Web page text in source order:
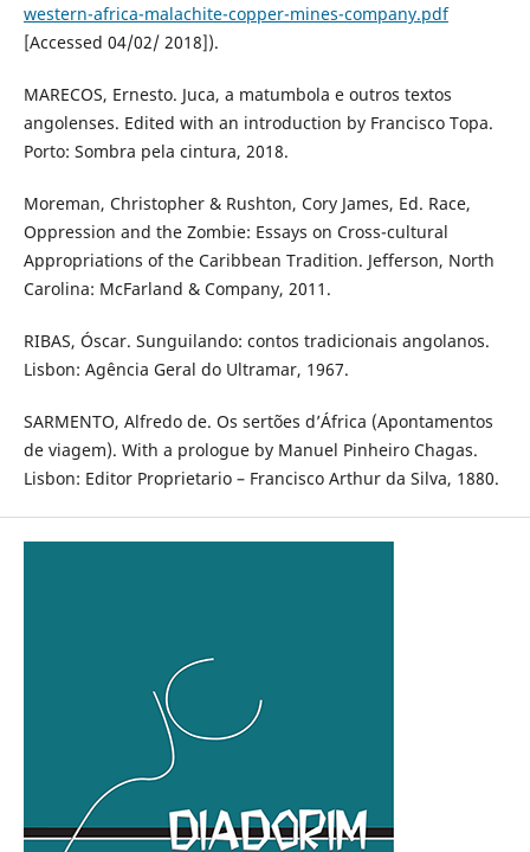
western-africa-malachite-copper-mines-company.pdf
[Accessed 04/02/ 2018]).
MARECOS, Ernesto. Juca, a matumbola e outros textos
angolenses. Edited with an introduction by Francisco Topa.
Porto: Sombra pela cintura, 2018.
Moreman, Christopher & Rushton, Cory James, Ed. Race,
Oppression and the Zombie: Essays on Cross-cultural
Appropriations of the Caribbean Tradition. Jefferson, North
Carolina: McFarland & Company, 2011.
RIBAS, Óscar. Sunguilando: contos tradicionais angolanos.
Lisbon: Agência Geral do Ultramar, 1967.
SARMENTO, Alfredo de. Os sertões d’África (Apontamentos
de viagem). With a prologue by Manuel Pinheiro Chagas.
Lisbon: Editor Proprietario – Francisco Arthur da Silva, 1880.